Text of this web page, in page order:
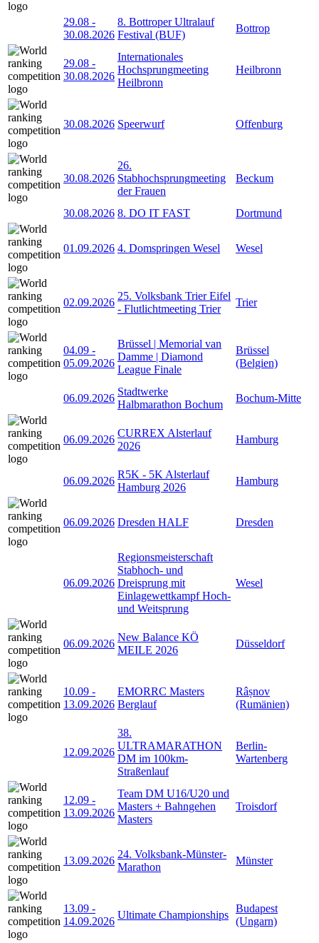
29.08 -
30.08.2026
8. Bottroper Ultralauf
Festival (BUF)
Bottrop
29.08 -
30.08.2026
Internationales
Hochsprungmeeting
Heilbronn
Heilbronn
30.08.2026 Speerwurf Offenburg
30.08.2026
26.
Stabhochsprungmeeting
der Frauen
Beckum
30.08.2026 8. DO IT FAST Dortmund
01.09.2026 4. Domspringen Wesel Wesel
02.09.2026
25. Volksbank Trier Eifel
- Flutlichtmeeting Trier
Trier
04.09 -
05.09.2026
Brüssel | Memorial van
Damme | Diamond
League Finale
Brüssel
(Belgien)
06.09.2026
Stadtwerke
Halbmarathon Bochum
Bochum-Mitte
06.09.2026
CURREX Alsterlauf
2026
Hamburg
06.09.2026
R5K - 5K Alsterlauf
Hamburg 2026
Hamburg
06.09.2026 Dresden HALF Dresden
06.09.2026
Regionsmeisterschaft
Stabhoch- und
Dreisprung mit
Einlagewettkampf Hoch-
und Weitsprung
Wesel
06.09.2026
New Balance KÖ
MEILE 2026
Düsseldorf
10.09 -
13.09.2026
EMORRC Masters
Berglauf
Râșnov
(Rumänien)
12.09.2026
38.
ULTRAMARATHON
DM im 100km-
Straßenlauf
Berlin-
Wartenberg
12.09 -
13.09.2026
Team DM U16/U20 und
Masters + Bahngehen
Masters
Troisdorf
13.09.2026
24. Volksbank-Münster-
Marathon
Münster
13.09 -
14.09.2026
Ultimate Championships
Budapest
(Ungarn)